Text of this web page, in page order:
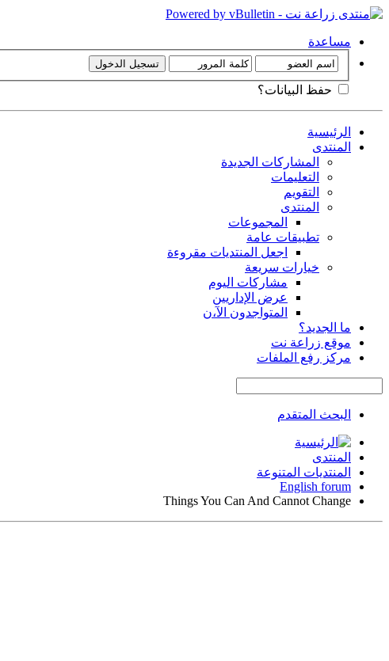
مساعدة
حفظ البيانات؟
الرئيسية
المنتدى
المشاركات الجديدة
التعليمات
التقويم
المنتدى
المجموعات
تطبيقات عامة
اجعل المنتديات مقروءة
خيارات سريعة
مشاركات اليوم
عرض الإداريين
المتواجدون الآ،ن
ما الجديد؟
موقع زراعة نت
مركز رفع الملفات
البحث المتقدم
المنتدى
المنتديات المتنوعة
English forum
Things You Can And Cannot Change